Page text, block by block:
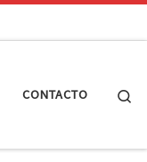
CONTACTO